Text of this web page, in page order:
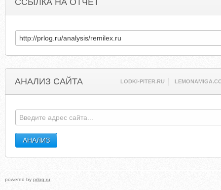
ССЫЛКА НА ОТЧЕТ
АНАЛИЗ САЙТА LODKI-PITER.RU
powered by prlog.ru